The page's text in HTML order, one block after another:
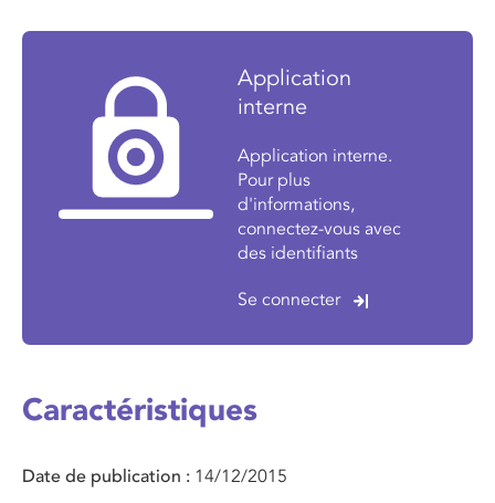
Application
interne
Application interne.
Pour plus
d'informations,
connectez-vous avec
des identifiants
Se connecter
Caractéristiques
Date de publication
14/12/2015